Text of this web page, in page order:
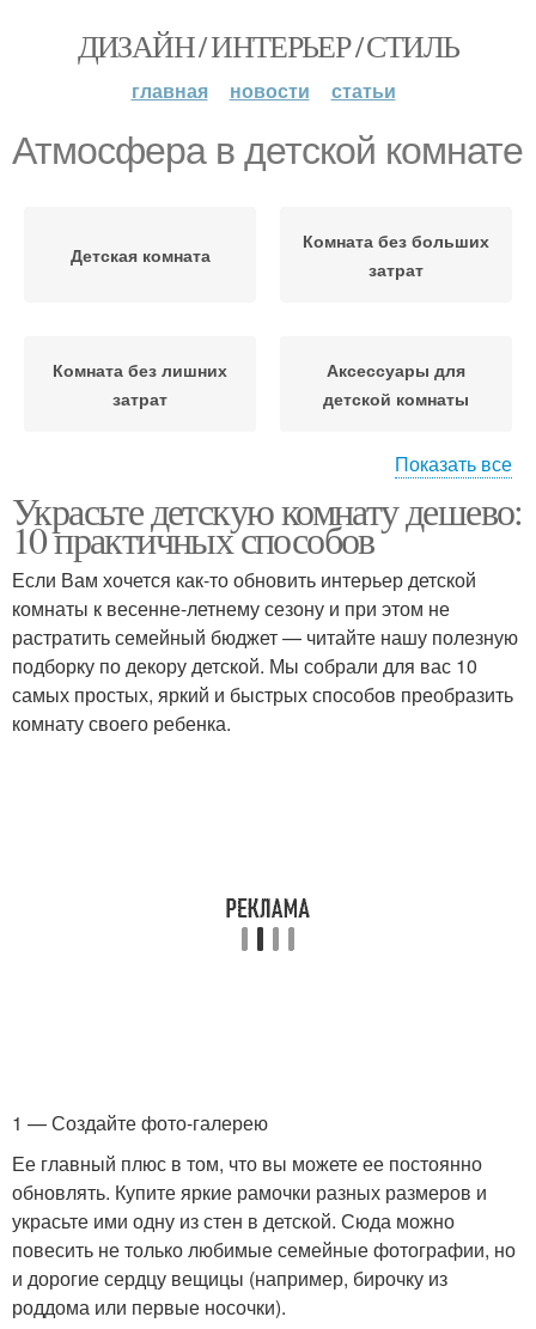
ДИЗАЙН / ИНТЕРЬЕР / СТИЛЬ
главная новости статьи
Атмосфера в детской комнате
Детская комната
Комната без больших
затрат
Комната без лишних
затрат
Аксессуары для
детской комнаты
Детские комнаты
комнаты
Цвета для детской
комнаты
Уютная атмосфера
Показать все
Украсьте детскую комнату дешево:
10 практичных способов
Если Вам хочется как-то обновить интерьер детской
комнаты к весенне-летнему сезону и при этом не
растратить семейный бюджет — читайте нашу полезную
подборку по декору детской. Мы собрали для вас 10
самых простых, яркий и быстрых способов преобразить
комнату своего ребенка.
1 — Создайте фото-галерею
Ее главный плюс в том, что вы можете ее постоянно
обновлять. Купите яркие рамочки разных размеров и
украсьте ими одну из стен в детской. Сюда можно
повесить не только любимые семейные фотографии, но
и дорогие сердцу вещицы (например, бирочку из
роддома или первые носочки).